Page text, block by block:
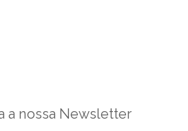
a nossa Newsletter